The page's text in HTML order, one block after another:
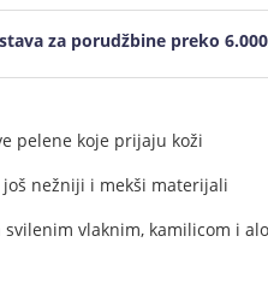
za porudžbine preko
pelene koje prijaju koži
nežniji i mekši materijali
svilenim vlaknim, kamilicom i